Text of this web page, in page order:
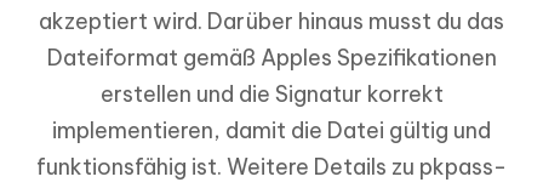
akzeptiert wird. Darüber hinaus musst du das
Dateiformat gemäß Apples Spezifikationen
erstellen und die Signatur korrekt
implementieren, damit die Datei gültig und
funktionsfähig ist. Weitere Details zu pkpass-